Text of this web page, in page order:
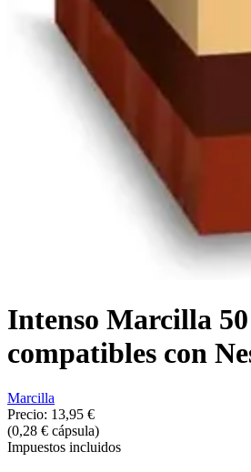
Intenso Marcilla 50
compatibles con
Marcilla
Precio: 13,95 €
(0,28 € cápsula)
Impuestos incluidos